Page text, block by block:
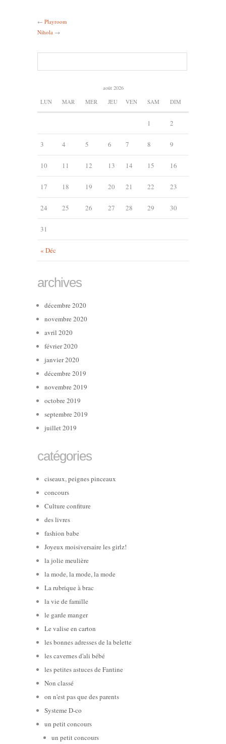
← Playroom
Nihola →
août 2026
LUN MAR MER JEU VEN SAM DIM
« Déc
1 2
3 4 5 6 7 8 9
10 11 12 13 14 15 16
17 18 19 20 21 22 23
24 25 26 27 28 29 30
31
archives
décembre 2020
novembre 2020
avril 2020
février 2020
janvier 2020
décembre 2019
novembre 2019
octobre 2019
septembre 2019
juillet 2019
catégories
ciseaux, peignes pinceaux
concours
Culture confiture
des livres
fashion babe
Joyeux moisiversaire les girlz!
la jolie meulière
la mode, la mode, la mode
La rubrique à brac
la vie de famille
le garde manger
Le valise en carton
les bonnes adresses de la belette
les cavernes d'ali bébé
les petites astuces de Fantine
Non classé
on n'est pas que des parents
Systeme D-co
un petit concours
un petit concours